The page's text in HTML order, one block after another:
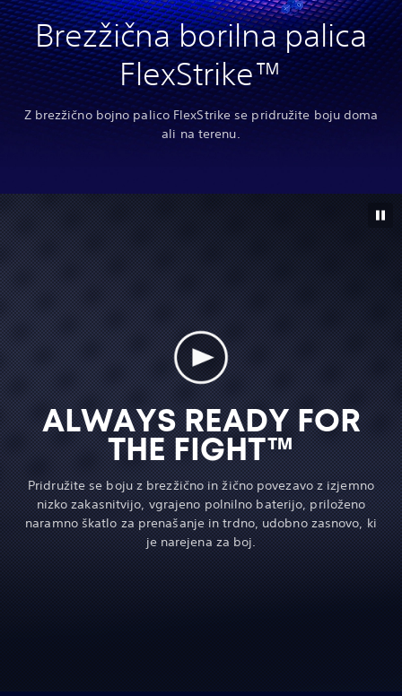
Brezžična borilna palica
FlexStrike™
Z brezžično bojno palico FlexStrike se pridružite boju doma
ali na terenu.
ALWAYS READY FOR
THE FIGHT™
Pridružite se boju z brezžično in žično povezavo z izjemno
nizko zakasnitvijo, vgrajeno polnilno baterijo, priloženo
naramno škatlo za prenašanje in trdno, udobno zasnovo, ki
je narejena za boj.